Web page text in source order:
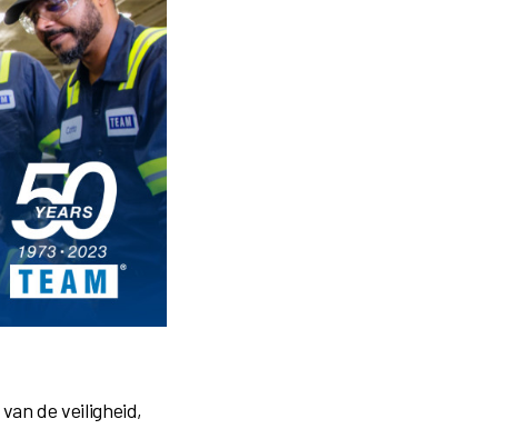
de veiligheid,